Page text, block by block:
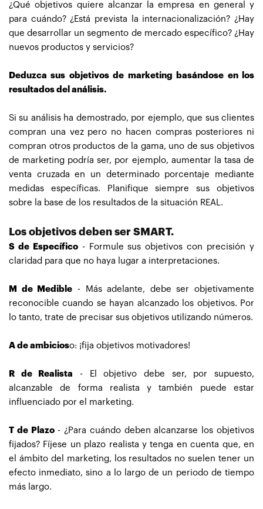
¿Qué objetivos quiere alcanzar la empresa en general y
para cuándo? ¿Está prevista la internacionalización? ¿Hay
que desarrollar un segmento de mercado específico? ¿Hay
nuevos productos y servicios?
Deduzca sus objetivos de marketing basándose en los
resultados del análisis.
Si su análisis ha demostrado, por ejemplo, que sus clientes
compran una vez pero no hacen compras posteriores ni
compran otros productos de la gama, uno de sus objetivos
de marketing podría ser, por ejemplo, aumentar la tasa de
venta cruzada en un determinado porcentaje mediante
medidas específicas. Planifique siempre sus objetivos
sobre la base de los resultados de la situación REAL.
Los objetivos deben ser SMART.
S de Específico- Formule sus objetivos con precisión y
claridad para que no haya lugar a interpretaciones.
M de Medible - Más adelante, debe ser objetivamente
reconocible cuando se hayan alcanzado los objetivos. Por
lo tanto, trate de precisar sus objetivos utilizando números.
A de ambicioso: ¡fija objetivos motivadores!
R de Realista - El objetivo debe ser, por supuesto,
alcanzable de forma realista y también puede estar
influenciado por el marketing.
T de Plazo- ¿Para cuándo deben alcanzarse los objetivos
fijados? Fíjese un plazo realista y tenga en cuenta que, en
el ámbito del marketing, los resultados no suelen tener un
efecto inmediato, sino a lo largo de un periodo de tiempo
más largo.